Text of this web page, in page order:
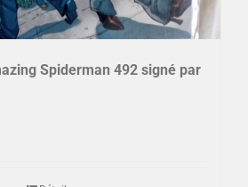
Spiderman 492 signé par